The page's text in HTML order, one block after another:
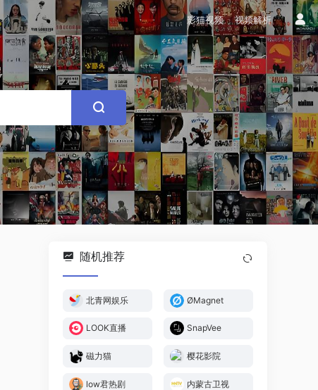
影猫视频 视频解析
随机推荐
北青网娱乐 ØMagnet
LOOK直播 SnapVee
磁力猫 樱花影院
low君热剧 内蒙古卫视